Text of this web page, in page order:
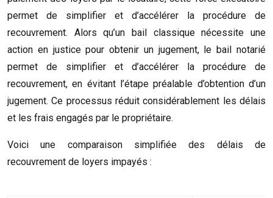
permet de simplifier et d’accélérer la procédure de
recouvrement. Alors qu’un bail classique nécessite une
action en justice pour obtenir un jugement, le bail notarié
permet de simplifier et d’accélérer la procédure de
recouvrement, en évitant l’étape préalable d’obtention d’un
jugement. Ce processus réduit considérablement les délais
et les frais engagés par le propriétaire.
Voici une comparaison simplifiée des délais de
recouvrement de loyers impayés :